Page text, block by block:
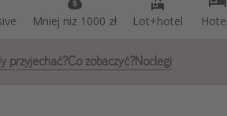
Mniej niż 1000 zł Lot+hotel
przyjechać?Co zobaczyć?Noclegi